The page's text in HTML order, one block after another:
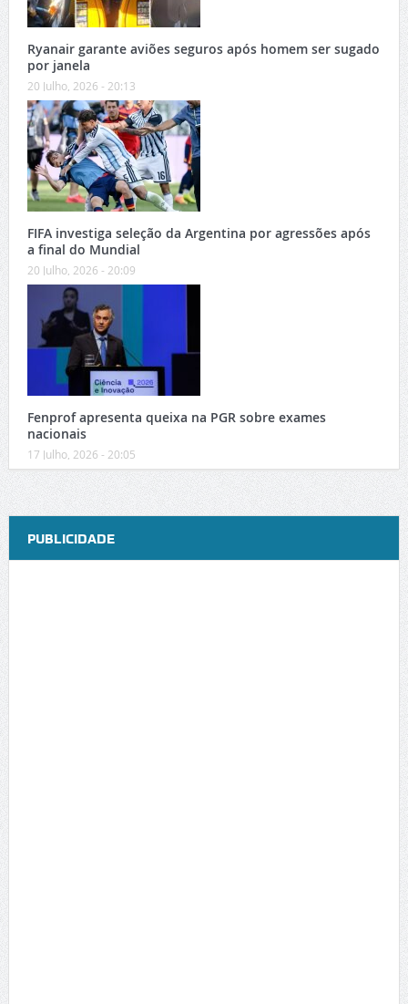
Ryanair garante aviões seguros após homem ser sugado
por janela
20 Julho, 2026 - 20:13
FIFA investiga seleção da Argentina por agressões após
a final do Mundial
20 Julho, 2026 - 20:09
Fenprof apresenta queixa na PGR sobre exames
nacionais
17 Julho, 2026 - 20:05
PUBLICIDADE